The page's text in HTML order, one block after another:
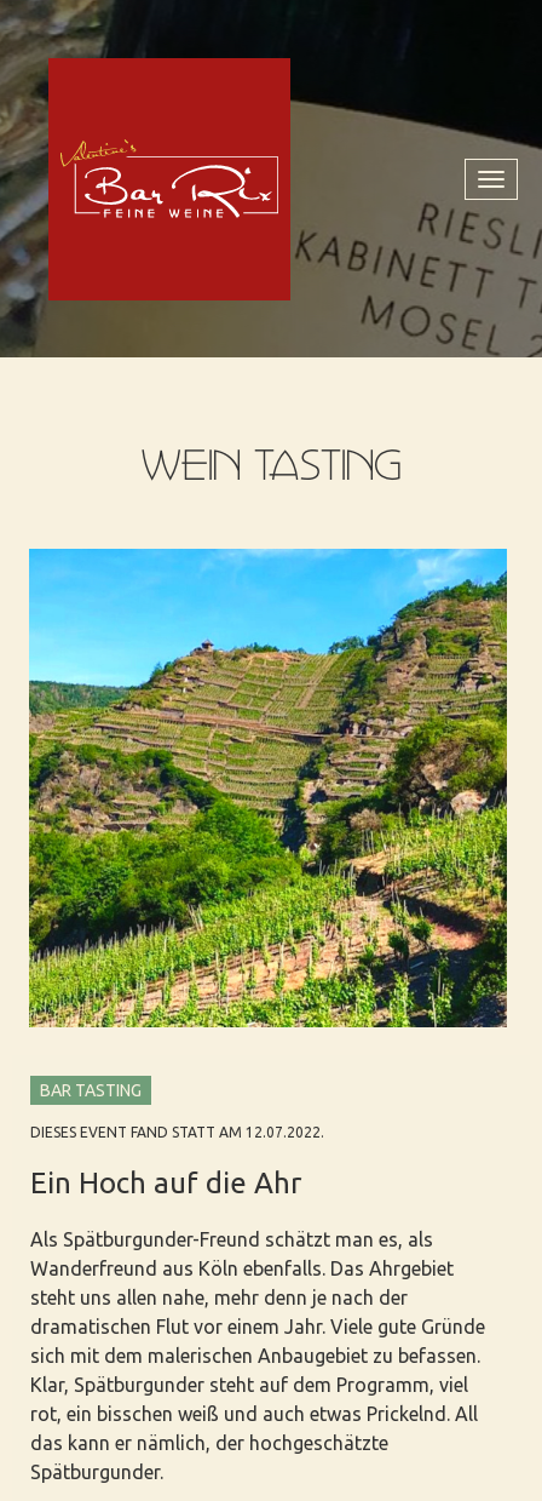
Toggle
WEIN TASTING
BAR TASTING
DIESES EVENT FAND STATT AM 12.07.2022.
Ein Hoch auf die Ahr
Als Spätburgunder-Freund schätzt man es, als
Wanderfreund aus Köln ebenfalls. Das Ahrgebiet
steht uns allen nahe, mehr denn je nach der
dramatischen Flut vor einem Jahr. Viele gute Gründe
sich mit dem malerischen Anbaugebiet zu befassen.
Klar, Spätburgunder steht auf dem Programm, viel
rot, ein bisschen weiß und auch etwas Prickelnd. All
das kann er nämlich, der hochgeschätzte
Spätburgunder.